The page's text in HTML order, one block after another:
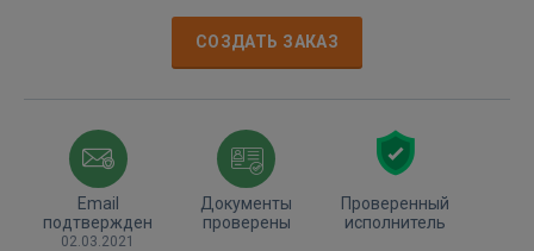
СОЗДАТЬ ЗАКАЗ
Email
подтвержден
02.03.2021
Документы
проверены
Проверенный
исполнитель